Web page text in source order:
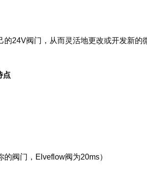
24V阀门，从而灵活地更改或开发新的
点
的阀门，Elveflow阀为20ms）